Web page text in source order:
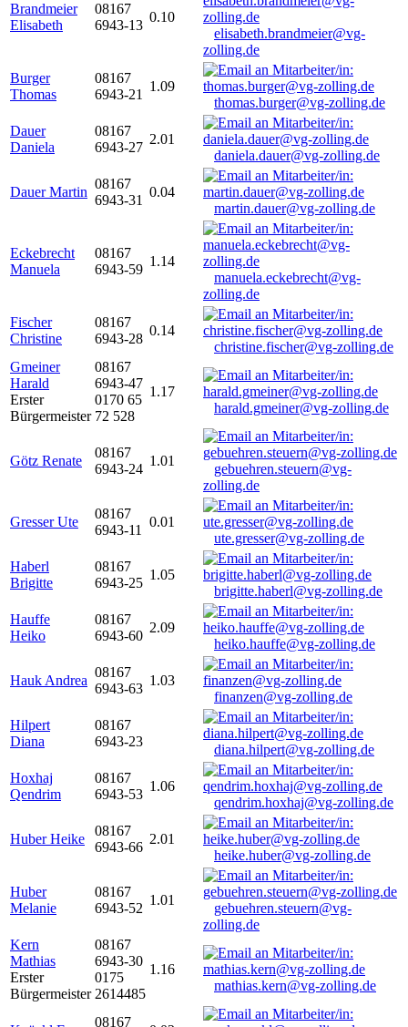
Brandmeier
Elisabeth
08167
6943-13
0.10
elisabeth.brandmeier@vg-
zolling.de
Burger
Thomas
08167
6943-21
1.09
thomas.burger@vg-zolling.de
Dauer
Daniela
08167
6943-27
2.01
daniela.dauer@vg-zolling.de
Dauer Martin
08167
6943-31
0.04
martin.dauer@vg-zolling.de
Eckebrecht
Manuela
08167
6943-59
1.14
manuela.eckebrecht@vg-
zolling.de
Fischer
Christine
08167
6943-28
0.14
christine.fischer@vg-zolling.de
Gmeiner
Harald
Erster
Bürgermeister
08167
6943-47
0170 65
72 528
1.17
harald.gmeiner@vg-zolling.de
Götz Renate
08167
6943-24
1.01
gebuehren.steuern@vg-
zolling.de
Gresser Ute
08167
6943-11
0.01
ute.gresser@vg-zolling.de
Haberl
Brigitte
08167
6943-25
1.05
brigitte.haberl@vg-zolling.de
Hauffe
Heiko
08167
6943-60
2.09
heiko.hauffe@vg-zolling.de
Hauk Andrea
08167
6943-63
1.03
finanzen@vg-zolling.de
Hilpert
Diana
08167
6943-23
diana.hilpert@vg-zolling.de
Hoxhaj
Qendrim
08167
6943-53
1.06
qendrim.hoxhaj@vg-zolling.de
Huber Heike
08167
6943-66
2.01
heike.huber@vg-zolling.de
Huber
Melanie
08167
6943-52
1.01
gebuehren.steuern@vg-
zolling.de
Kern
Mathias
Erster
Bürgermeister
08167
6943-30
0175
2614485
1.16
mathias.kern@vg-zolling.de
08167